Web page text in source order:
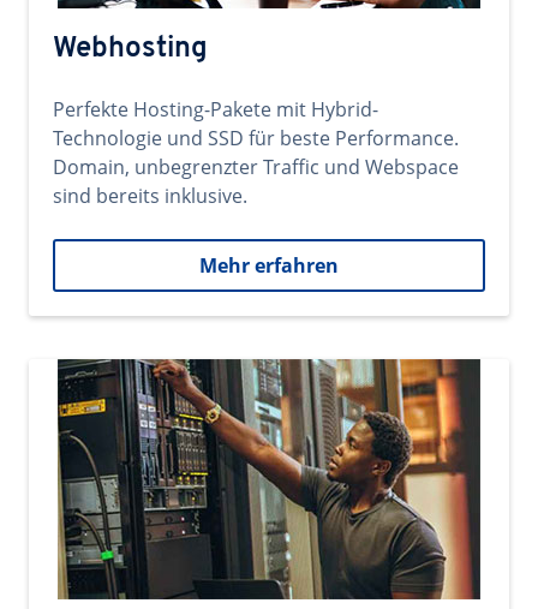
Webhosting
Perfekte Hosting-Pakete mit Hybrid-
Technologie und SSD für beste Performance.
Domain, unbegrenzter Traffic und Webspace
sind bereits inklusive.
Mehr erfahren